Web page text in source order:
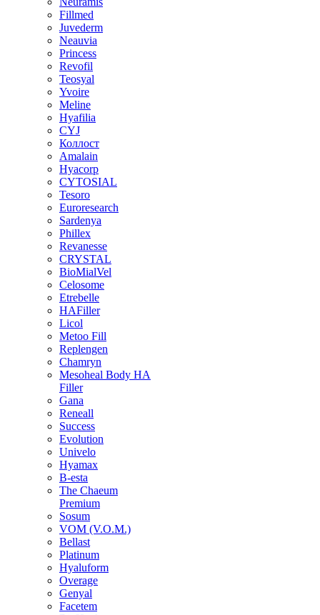
Fillmed
Juvederm
Neauvia
Princess
Revofil
Teosyal
Yvoire
Meline
Hyafilia
CYJ
Коллост
Amalain
Hyacorp
CYTOSIAL
Tesoro
Euroresearch
Sardenya
Phillex
Revanesse
CRYSTAL
BioMialVel
Celosome
Etrebelle
HAFiller
Licol
Metoo Fill
Replengen
Chamryn
Mesoheal Body HA
Filler
Gana
Reneall
Success
Evolution
Univelo
Hyamax
B-esta
The Chaeum
Premium
Sosum
VOM (V.O.M.)
Bellast
Platinum
Hyaluform
Overage
Genyal
Facetem